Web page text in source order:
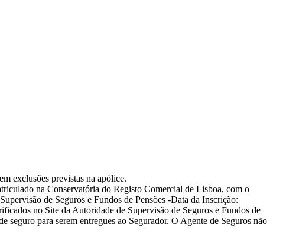
exclusões previstas na apólice.
na Conservatória do Registo Comercial de Lisboa, com o
de Seguros e Fundos de Pensões -Data da Inscrição:
no Site da Autoridade de Supervisão de Seguros e Fundos de
seguro para serem entregues ao Segurador. O Agente de Seguros não